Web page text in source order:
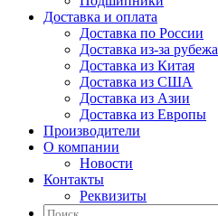
Доставка и оплата
Доставка по России
Доставка из-за рубежа
Доставка из Китая
Доставка из США
Доставка из Азии
Доставка из Европы
Производители
О компании
Новости
Контакты
Реквизиты